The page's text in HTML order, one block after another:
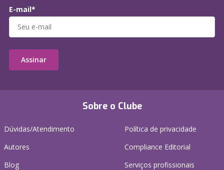
Sobre o Clube
Dúvidas/Atendimento
Autores
Blog
Política de privacidade
Compliance Editorial
Serviços profissionais
E-mail*
Assinar